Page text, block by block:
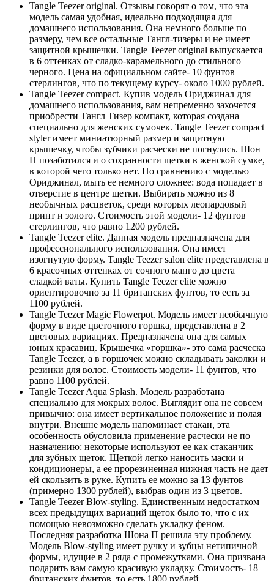
Tangle Teezer original. Отзывы говорят о том, что эта
модель самая удобная, идеально подходящая для
домашнего использования. Она немного больше по
размеру, чем все остальные Тангл-тизеры и не имеет
защитной крышечки. Tangle Teezer original выпускается
в 6 оттенках от сладко-карамельного до стильного
черного. Цена на официальном сайте- 10 фунтов
стерлингов, что по текущему курсу- около 1000 рублей.
Tangle Teezer compact. Купив модель Ориджинал для
домашнего использования, вам непременно захочется
приобрести Тангл Тизер компакт, которая создана
специально для женских сумочек. Tangle Teezer compact
styler имеет миниатюрный размер и защитную
крышечку, чтобы зубчики расчески не погнулись. Шон
П позаботился и о сохранности щетки в женской сумке,
в которой чего только нет. По сравнению с моделью
Ориджинал, мыть ее немного сложнее: вода попадает в
отверстие в центре щетки. Выбирать можно из 8
необычных расцветок, среди которых леопардовый
принт и золото. Стоимость этой модели- 12 фунтов
стерлингов, что равно 1200 рублей.
Tangle Teezer elite. Данная модель предназначена для
профессионального использования. Она имеет
изогнутую форму. Tangle Teezer salon elite представлена в
6 красочных оттенках от сочного манго до цвета
сладкой ваты. Купить Tangle Teezer elite можно
ориентировочно за 11 британских фунтов, то есть за
1100 рублей.
Tangle Teezer Magic Flowerpot. Модель имеет необычную
форму в виде цветочного горшка, представлена в 2
цветовых вариациях. Предназначена она для самых
юных красавиц. Крышечка «горшка»- это сама расческа
Tangle Teezer, а в горшочек можно складывать заколки и
резинки для волос. Стоимость модели- 11 фунтов, что
равно 1100 рублей.
Tangle Teezer Aqua Splash. Модель разработана
специально для мокрых волос. Выглядит она не совсем
привычно: она имеет вертикальное положение и полая
внутри. Внешне модель напоминает стакан, эта
особенность обусловила применение расчески не по
назначению: некоторые используют ее как стаканчик
для зубных щеток. Щеткой легко наносить маски и
кондиционеры, а ее прорезиненная нижняя часть не дает
ей скользить в руке. Купить ее можно за 13 фунтов
(примерно 1300 рублей), выбрав один из 3 цветов.
Tangle Teezer Blow-styling. Единственным недостатком
всех предыдущих вариаций щеток было то, что с их
помощью невозможно сделать укладку феном.
Последняя разработка Шона П решила эту проблему.
Модель Blow-styling имеет ручку и зубцы нетипичной
формы, идущие в 2 ряда с промежутками. Она призвана
подарить вам самую красивую укладку. Стоимость- 18
британских фунтов, то есть 1800 рублей.